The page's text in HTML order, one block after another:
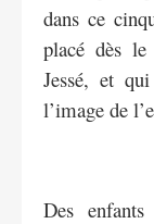
dans ce
placé dès
Jessé, et
l’image de
Des